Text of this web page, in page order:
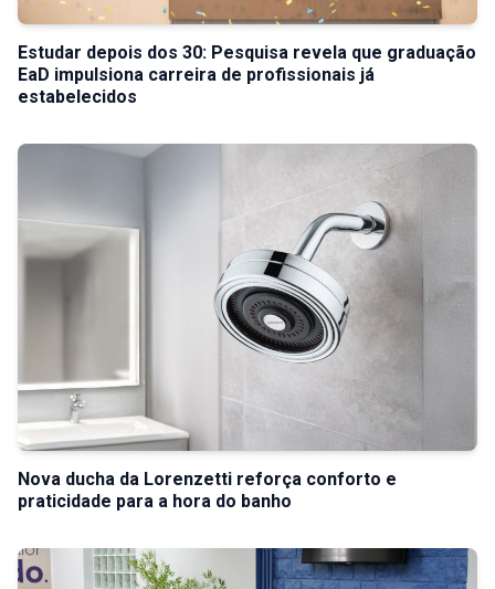
Estudar depois dos 30: Pesquisa revela que graduação
EaD impulsiona carreira de profissionais já
estabelecidos
Nova ducha da Lorenzetti reforça conforto e
praticidade para a hora do banho